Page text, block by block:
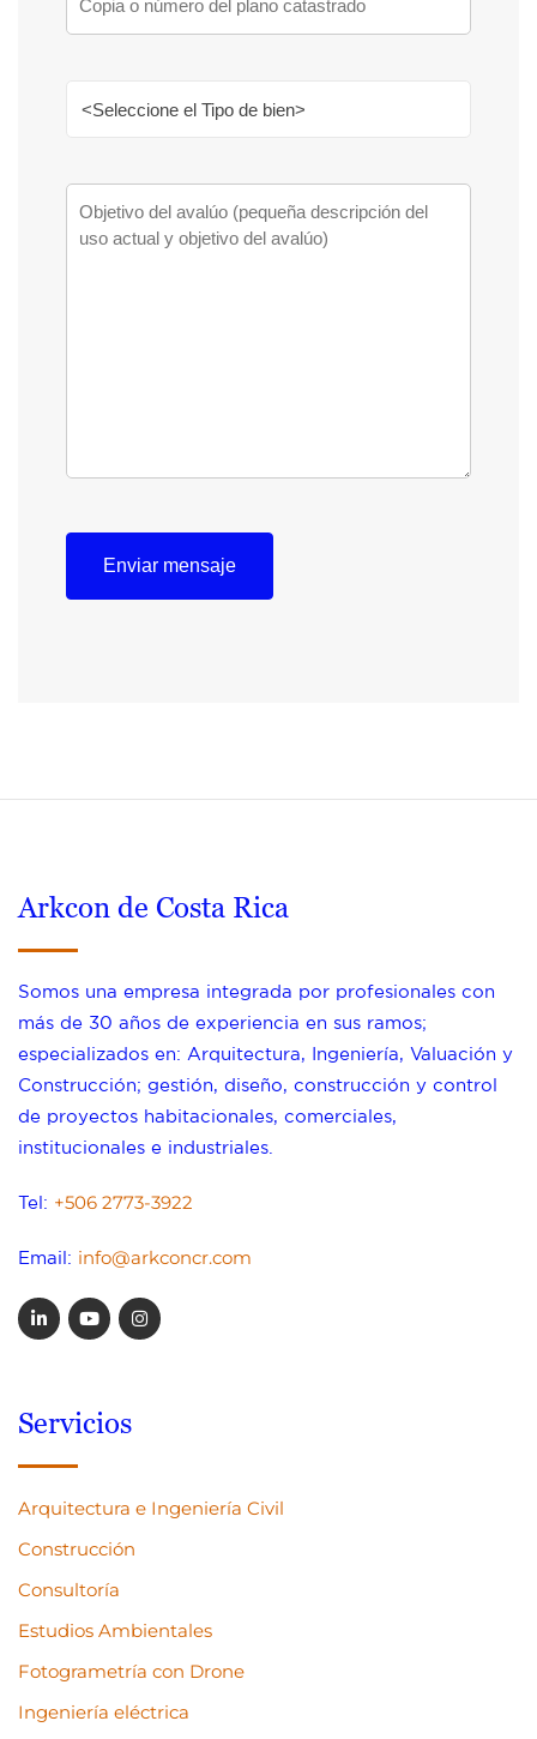
Arkcon de Costa Rica
Somos una empresa integrada por profesionales con
más de 30 años de experiencia en sus ramos;
especializados en: Arquitectura, Ingeniería, Valuación y
Construcción; gestión, diseño, construcción y control
de proyectos habitacionales, comerciales,
institucionales e industriales.
Tel: +506 2773-3922
Email: info@arkconcr.com
Servicios
Arquitectura e Ingeniería Civil
Construcción
Consultoría
Estudios Ambientales
Fotogrametría con Drone
Ingeniería eléctrica